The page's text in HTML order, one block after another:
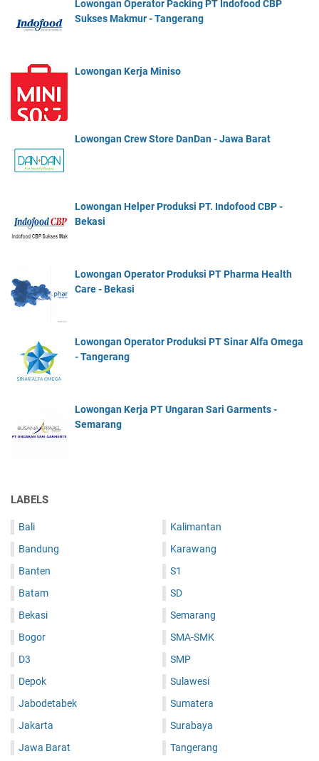
Lowongan Operator Packing PT Indofood CBP
Sukses Makmur - Tangerang
Lowongan Kerja Miniso
Lowongan Crew Store DanDan - Jawa Barat
Lowongan Helper Produksi PT. Indofood CBP -
Bekasi
Lowongan Operator Produksi PT Pharma Health
Care - Bekasi
Lowongan Operator Produksi PT Sinar Alfa Omega
- Tangerang
Lowongan Kerja PT Ungaran Sari Garments -
Semarang
LABELS
Bali
Bandung
Banten
Batam
Bekasi
Bogor
D3
Depok
Jabodetabek
Jakarta
Jawa Barat
Kalimantan
Karawang
S1
SD
Semarang
SMA-SMK
SMP
Sulawesi
Sumatera
Surabaya
Tangerang